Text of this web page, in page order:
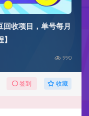
收项目，单号每月
990
签到 收藏